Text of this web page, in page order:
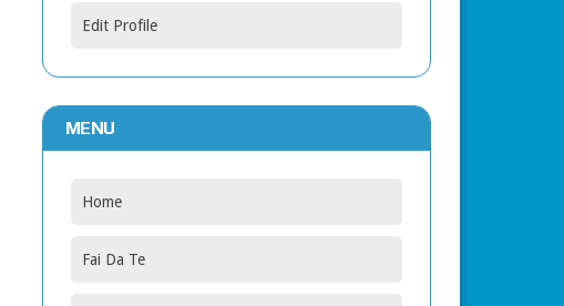
Edit Profile
MENU
Home
Fai Da Te